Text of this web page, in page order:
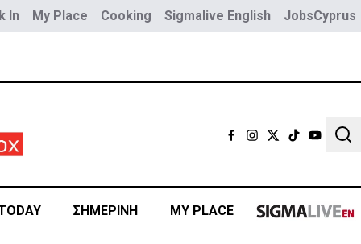
In My Place Cooking Sigmalive English JobsCyprus
ΣΗΜΕΡΙΝΗ MY PLACE